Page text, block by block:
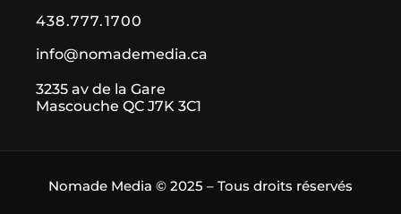
438.777.1700
info@nomademedia.ca
3235 av de la Gare
Mascouche QC J7K 3C1
Nomade Media © 2025 – Tous droits réservés